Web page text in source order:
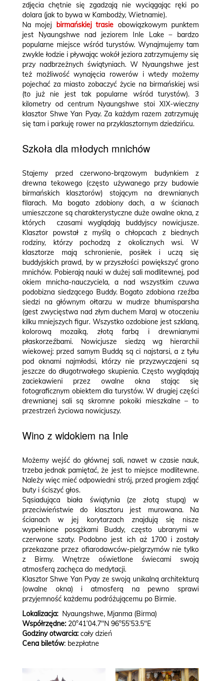
zdjęcia chętnie się zgadzają nie wyciągając ręki po
dolara (jak to bywa w Kambodży, Wietnamie).
Na mojej birmańskiej trasie obowiązkowym punktem
jest Nyaungshwe nad jeziorem Inle Lake – bardzo
popularne miejsce wśród turystów. Wynajmujemy tam
zwykle łodzie i pływając wokół jeziora zatrzymujemy się
przy nadbrzeżnych świątyniach. W Nyaungshwe jest
też możliwość wynajęcia rowerów i wtedy możemy
pojechać za miasto zobaczyć życie na birmańskiej wsi
(to już nie jest tak popularne wśród turystów). 3
kilometry od centrum Nyaungshwe stoi XIX-wieczny
klasztor Shwe Yan Pyay. Za każdym razem zatrzymuję
się tam i parkuję rower na przyklasztornym dziedzińcu.
Szkoła dla młodych mnichów
Stajemy przed czerwono-brązowym budynkiem z
drewna tekowego (często używanego przy budowie
birmańskich klasztorów) stojącym na drewnianych
filarach. Ma bogato zdobiony dach, a w ścianach
umieszczone są charakterystyczne duże owalne okna, z
których czasami wyglądają buddyjscy nowicjusze.
Klasztor powstał z myślą o chłopcach z biednych
rodziny, którzy pochodzą z okolicznych wsi. W
klasztorze mają schronienie, posiłek i uczą się
buddyjskich prawd, by w przyszłości powiększyć grono
mnichów. Pobierają nauki w dużej sali modlitewnej, pod
okiem mnicha-nauczyciela, a nad wszystkim czuwa
podobizna siedzącego Buddy. Bogato zdobiona rzeźba
siedzi na głównym ołtarzu w mudrze bhumisparsha
(gest zwycięstwa nad złym duchem Mara) w otoczeniu
kilku mniejszych figur. Wszystko ozdobione jest szklaną,
kolorową mozaiką, złotą farbą i drewnianymi
płaskorzeźbami. Nowicjusze siedzą wg hierarchii
wiekowej: przed samym Buddą są ci najstarsi, a z tyłu
pod oknami najmłodsi, którzy nie przyzwyczajeni są
jeszcze do długotrwałego skupienia. Często wyglądają
zaciekawieni przez owalne okna stając się
fotograficznym obiektem dla turystów. W drugiej części
drewnianej sali są skromne pokoiki mieszkalne – to
przestrzeń życiowa nowicjuszy.
Wino z widokiem na Inle
Możemy wejść do głównej sali, nawet w czasie nauk,
trzeba jednak pamiętać, że jest to miejsce modlitewne.
Należy więc mieć odpowiedni strój, przed progiem zdjąć
buty i ściszyć głos.
Sąsiadująca biała świątynia (ze złotą stupą) w
przeciwieństwie do klasztoru jest murowana. Na
ścianach w jej korytarzach znajdują się nisze
wypełnione posążkami Buddy, często ubranymi w
czerwone szaty. Podobno jest ich aż 1700 i zostały
przekazane przez ofiarodawców-pielgrzymów nie tylko
z Birmy. Wnętrze oświetlone świecami swoją
atmosferą zachęca do medytacji.
Klasztor Shwe Yan Pyay ze swoją unikalną architekturą
(owalne okna) i atmosferą na pewno sprawi
przyjemność każdemu podróżującemu po Birmie.
Lokalizacja: Nyaungshwe, Mjanma (Birma)
Współrzędne: 20°41’04.7″N 96°55’53.5″E
Godziny otwarcia: cały dzień
Cena biletów: bezpłatne